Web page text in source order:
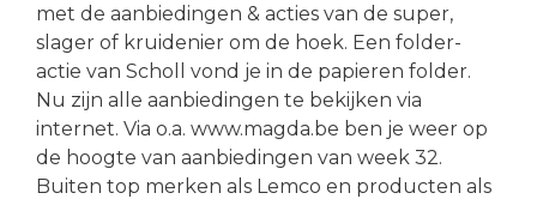
met de aanbiedingen & acties van de super,
slager of kruidenier om de hoek. Een folder-
actie van Scholl vond je in de papieren folder.
Nu zijn alle aanbiedingen te bekijken via
internet. Via o.a. www.magda.be ben je weer op
de hoogte van aanbiedingen van week 32.
Buiten top merken als Lemco en producten als